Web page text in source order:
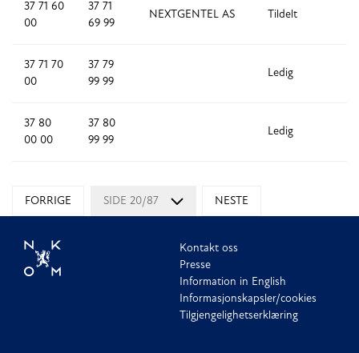
37 71 60
00
37 71
69 99
NEXTGENTEL AS Tildelt
37 71 70
00
37 79
99 99
Ledig
37 80
00 00
37 80
99 99
Ledig
FORRIGE SIDE 20/87 NESTE
Kontakt oss
Presse
Information in English
Informasjonskapsler/cookies
Tilgjengelighetserklæring